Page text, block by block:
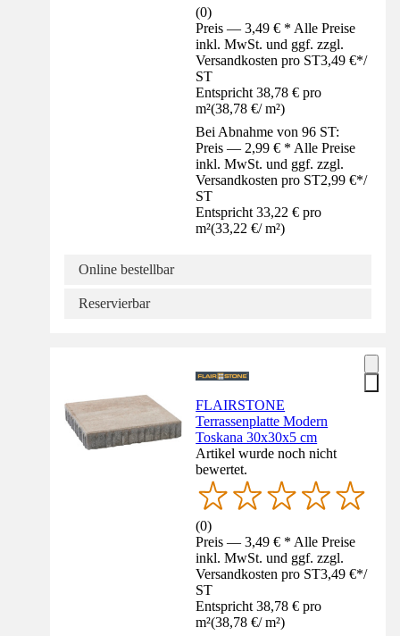
(0)
Preis — 3,49 € * Alle Preise
inkl. MwSt. und ggf. zzgl.
Versandkosten pro ST3,49 €*/
ST
Entspricht 38,78 € pro
m²(38,78 €/ m²)
Bei Abnahme von 96 ST:
Preis — 2,99 € * Alle Preise
inkl. MwSt. und ggf. zzgl.
Versandkosten pro ST2,99 €*/
ST
Entspricht 33,22 € pro
m²(33,22 €/ m²)
Online bestellbar
Reservierbar
FLAIRSTONE
Terrassenplatte Modern
Toskana 30x30x5 cm
Artikel wurde noch nicht
bewertet.
(0)
Preis — 3,49 € * Alle Preise
inkl. MwSt. und ggf. zzgl.
Versandkosten pro ST3,49 €*/
ST
Entspricht 38,78 € pro
m²(38,78 €/ m²)